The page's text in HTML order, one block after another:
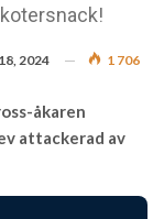
2024 1 706
åkaren
attackerad av